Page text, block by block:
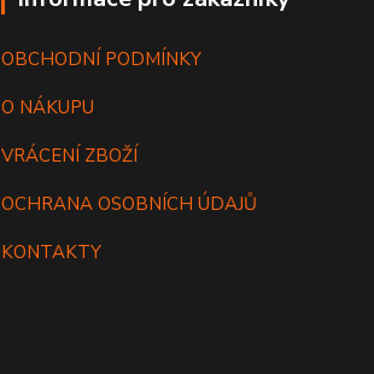
OBCHODNÍ PODMÍNKY
O NÁKUPU
VRÁCENÍ ZBOŽÍ
OCHRANA OSOBNÍCH ÚDAJŮ
KONTAKTY